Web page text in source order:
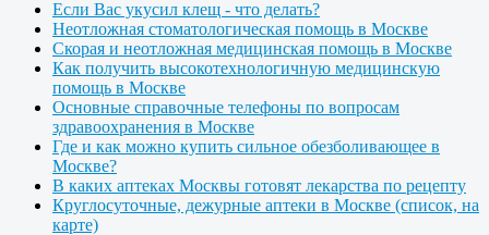
Если Вас укусил клещ - что делать?
Неотложная стоматологическая помощь в Москве
Скорая и неотложная медицинская помощь в Москве
Как получить высокотехнологичную медицинскую
помощь в Москве
Основные справочные телефоны по вопросам
здравоохранения в Москве
Где и как можно купить сильное обезболивающее в
Москве?
В каких аптеках Москвы готовят лекарства по рецепту
Круглосуточные, дежурные аптеки в Москве (список, на
карте)